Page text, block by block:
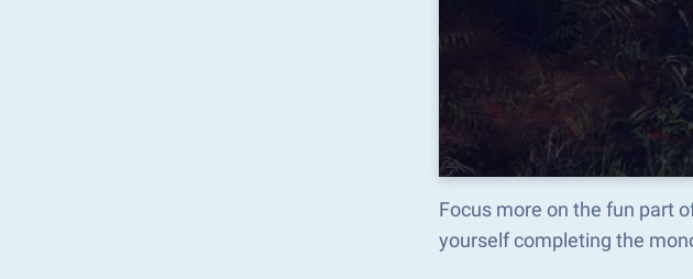
Focus more on the fun part
yourself completing the